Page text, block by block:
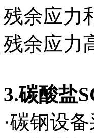
残余应力
残余应力
3.碳酸盐
·碳钢设